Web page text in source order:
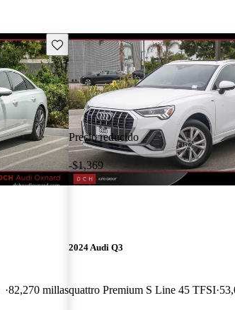
Guarda este Aviso
82,270 millas
Precio reducido
-$1,369
2024 Audi Q3
quattro Premium S Line 45 TFSI